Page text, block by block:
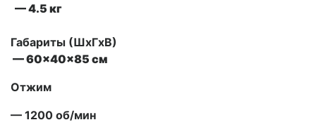
— 4.5 кг
Габариты (ШxГxВ)
— 60x40x85 см
Отжим
— 1200 об/мин